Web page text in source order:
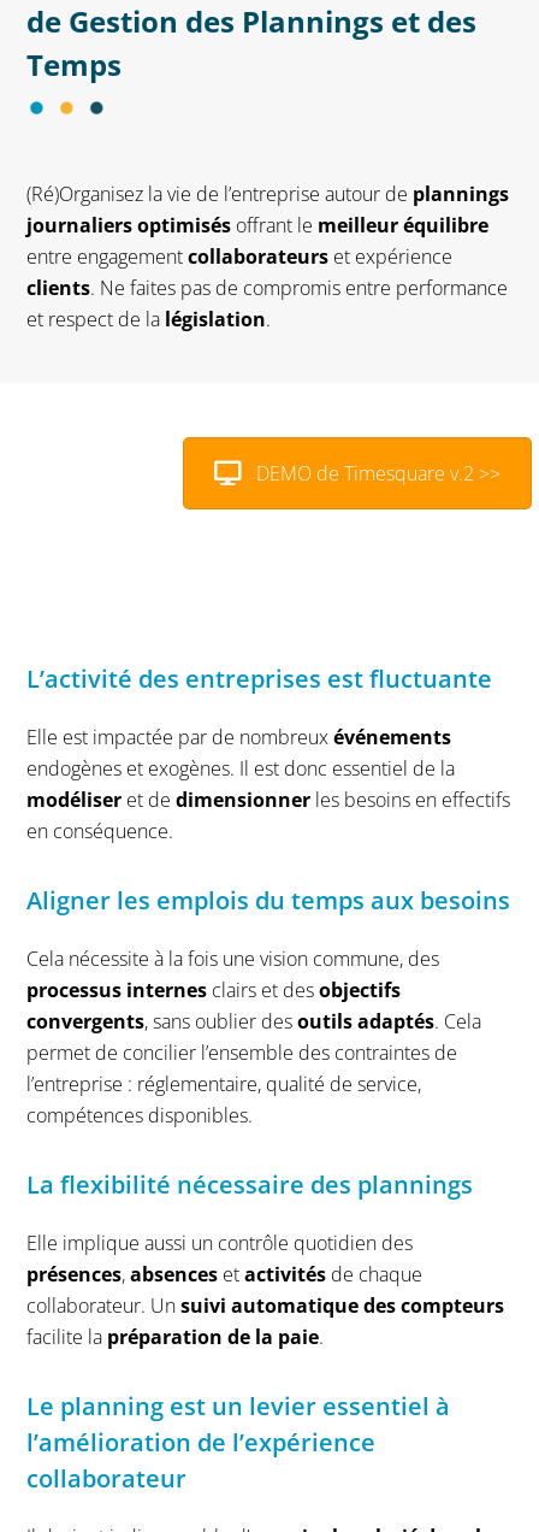
de Gestion des Plannings et des
Temps
(Ré)Organisez la vie de l’entreprise autour de plannings
journaliers optimisés offrant le meilleur équilibre
entre engagementcollaborateurs et expérience
clients. Ne faites pas de compromis entre performance
et respect de la législation.
DEMO de Timesquare v.2 >>
L’activité des entreprises est fluctuante
Elle est impactée par de nombreuxévénements
endogènes et exogènes. Il est donc essentiel de la
modéliser et dedimensionner les besoins en effectifs
en conséquence.
Aligner les emplois du temps aux besoins
Cela nécessite à la fois une vision commune, des
processus internes clairs et desobjectifs
convergents, sans oublier desoutils adaptés. Cela
permet de concilier l’ensemble des contraintes de
l’entreprise : réglementaire, qualité de service,
compétences disponibles.
La flexibilité nécessaire des plannings
Elle implique aussi un contrôle quotidien des
présences,absences etactivités de chaque
collaborateur. Unsuivi automatique des compteurs
facilite la préparation de la paie.
Le planning est un levier essentiel à
l’amélioration de l’expérience
collaborateur